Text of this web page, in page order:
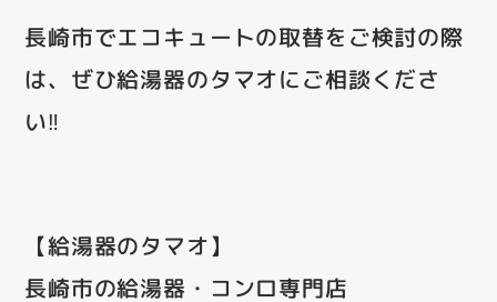
長崎市でエコキュートの取替をご検討の際
は、ぜひ給湯器のタマオにご相談くださ
い‼
【給湯器のタマオ】
長崎市の給湯器・コンロ専門店